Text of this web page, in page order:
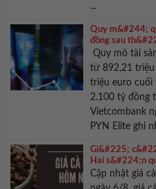
...
Quy m&#244;
đồng sau
Quy mô tài
từ 892,21 triệu
triệu euro cuối
2.100 tỷ đồng
Vietcombank
PYN Elite ghi
Gi&#225;
Hai s&#224;n
Cập nhật giá